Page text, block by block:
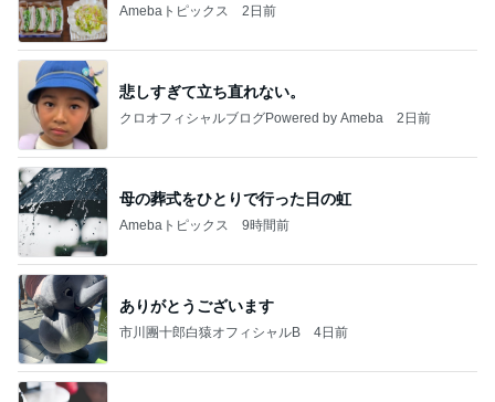
Amebaトピックス 2日前
悲しすぎて立ち直れない。
クロオフィシャルブログPowered by Ameba 2日前
母の葬式をひとりで行った日の虹
Amebaトピックス 9時間前
ありがとうございます
市川團十郎白猿オフィシャルB 4日前